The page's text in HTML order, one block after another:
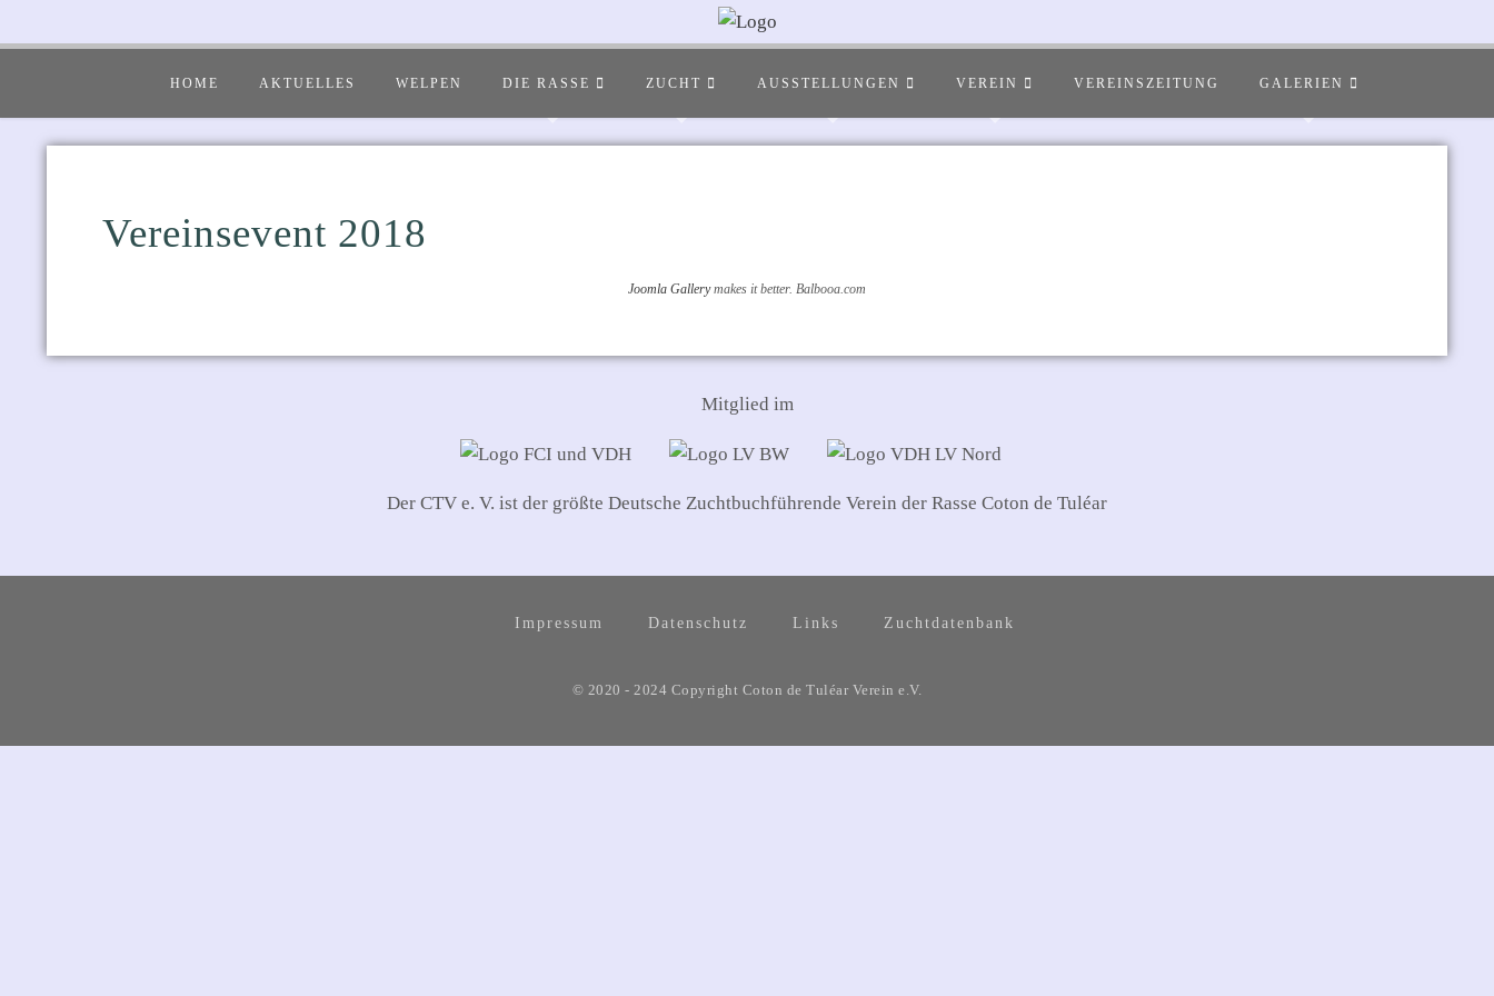
HOME AKTUELLES WELPEN DIE RASSE ZUCHT AUSSTELLUNGEN VEREIN VEREINSZEITUNG GALERIEN
Vereinsevent 2018
Joomla Gallerymakes it better. Balbooa.com
Mitglied im
Der CTV e. V. ist der größte Deutsche Zuchtbuchführende Verein der Rasse Coton de Tuléar
Impressum Datenschutz Links Zuchtdatenbank
© 2020 - 2024 Copyright Coton de Tuléar Verein e.V.